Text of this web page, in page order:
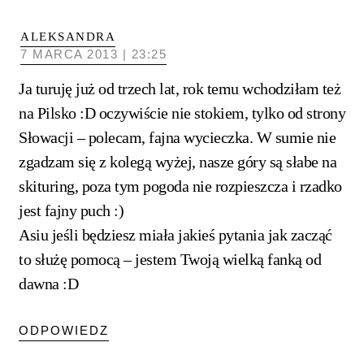
ALEKSANDRA
7 MARCA 2013 | 23:25
Ja turuję już od trzech lat, rok temu wchodziłam też
na Pilsko :D oczywiście nie stokiem, tylko od strony
Słowacji – polecam, fajna wycieczka. W sumie nie
zgadzam się z kolegą wyżej, nasze góry są słabe na
skituring, poza tym pogoda nie rozpieszcza i rzadko
jest fajny puch :)
Asiu jeśli będziesz miała jakieś pytania jak zacząć
to służę pomocą – jestem Twoją wielką fanką od
dawna :D
ODPOWIEDZ